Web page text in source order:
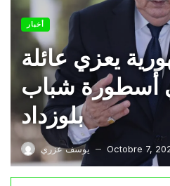
أخبار
يعزي عائلة
أسطورة شباب
بلوزداد
يوسف عزري — Octobre 7,